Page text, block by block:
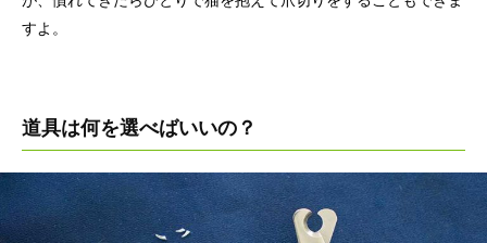
すよ。
道具は何を選べばいいの？